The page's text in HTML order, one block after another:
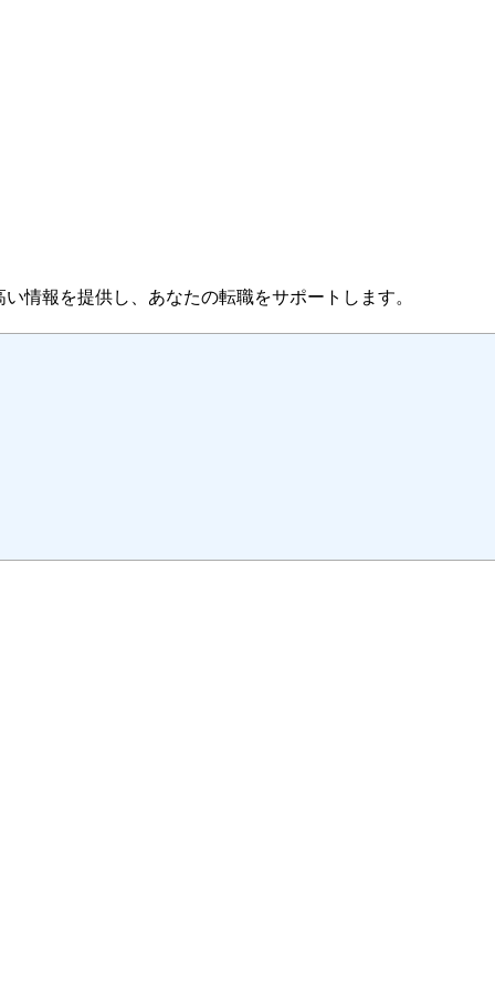
情報を提供し、あなたの転職をサポートします。